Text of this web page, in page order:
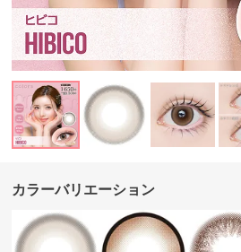
カラーバリエーション